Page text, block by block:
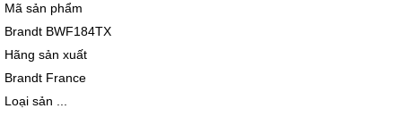
Mã sản phẩm
Brandt BWF184TX
Hãng sản xuất
Brandt France
Loại sản ...